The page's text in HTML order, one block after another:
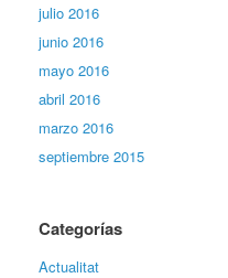
julio 2016
junio 2016
mayo 2016
abril 2016
marzo 2016
septiembre 2015
Categorías
Actualitat